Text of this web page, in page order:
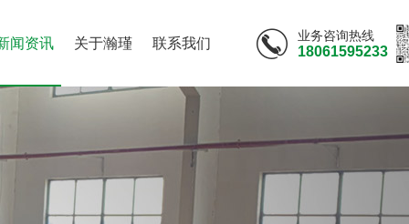
闻资讯 关于瀚瑾 联系我们 业务咨询热线
18061595233